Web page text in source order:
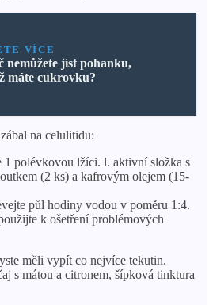
VÍCE
nemůžete jíst pohanku,
máte cukrovku?
na celulitidu:
1 polévkovou lžíci. l. aktivní složka s
(2 ks) a kafrovým olejem (15-
půl hodiny vodou v poměru 1:4.
k ošetření problémových
měli vypít co nejvíce tekutin.
s mátou a citronem, šípková tinktura